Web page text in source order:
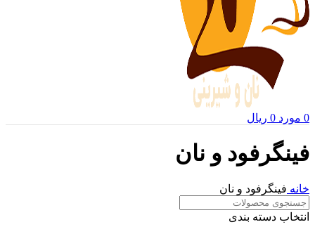
0 مورد 0 ریال
فینگرفود و نان‌
خانه فینگرفود و نان‌
انتخاب دسته بندی